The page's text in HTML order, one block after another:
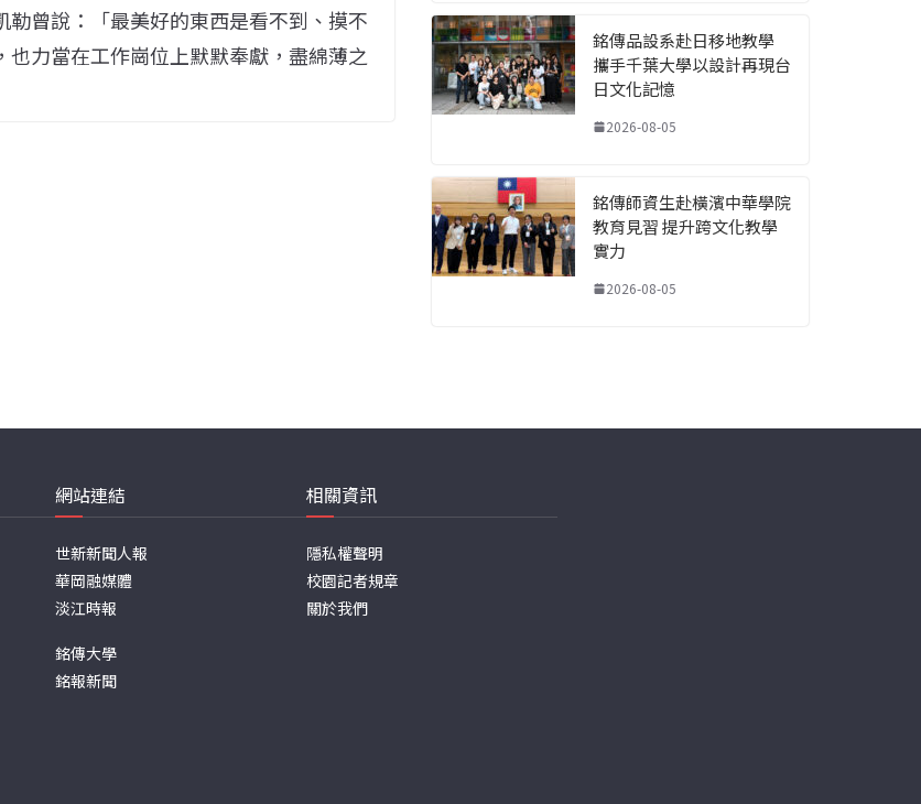
曾說：「最美好的東西是看不到、摸不
力當在工作崗位上默默奉獻，盡綿薄之
銘傳品設系赴日移地教學
攜手千葉大學以設計再現台
日文化記憶
2026-08-05
銘傳師資生赴橫濱中華學院
教育見習 提升跨文化教學
實力
2026-08-05
網站連結
世新新聞人報
華岡融媒體
淡江時報
銘傳大學
銘報新聞
相關資訊
隱私權聲明
校園記者規章
關於我們